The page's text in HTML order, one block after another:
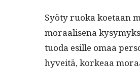
Syö­ty ruo­ka koetaan
moraalise­na
tuo­da esille omaa
hyveitä, korkeaa